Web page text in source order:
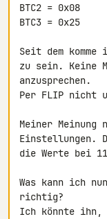
BTC2 = 0x08
BTC3 = 0x25
Seit dem
zu sein. Keine
anzusprechen.
Per FLIP nicht
Meiner
Einstellungen.
die Werte bei
Was kann ich
richtig?
Ich könnte